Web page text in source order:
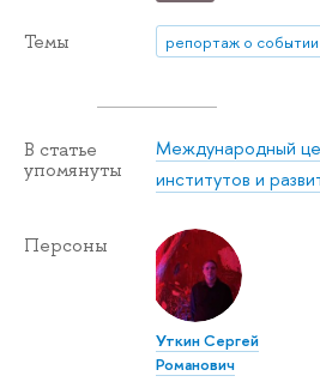
Темы репортаж о событии
В статье
упомянуты
Международный
институтов и
Персоны
Уткин Сергей
Романович